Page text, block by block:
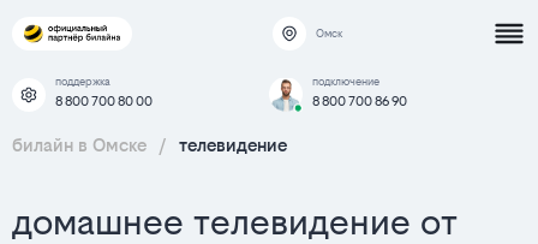
Омск
поддержка
8 800 700 80 00
подключение
8 800 700 86 90
билайн в Омске / телевидение
домашнее телевидение от